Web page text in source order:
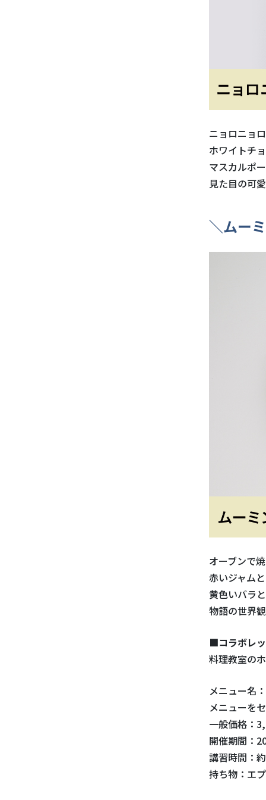
ニョロニョ
ホワイトチ
マスカルポ
見た目の可
＼ムー
オーブンで
赤いジャム
黄色いバラ
物語の世界
■コラボレ
料理教室の
メニュー名
メニューを
一般価格：
開催期間：
講習時間：
持ち物：エ